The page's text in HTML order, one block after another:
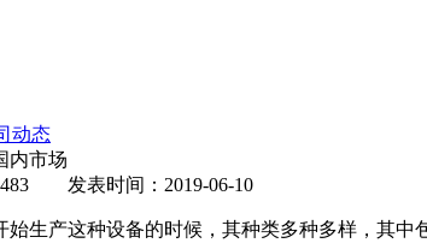
动态
内市场
发表时间：2019-06-10
生产这种设备的时候，其种类多种多样，其